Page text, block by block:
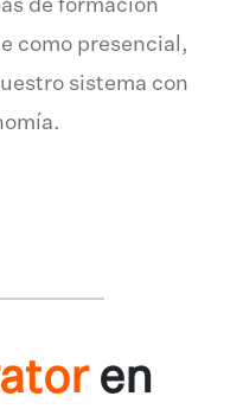
de formación
como presencial,
sistema con
en